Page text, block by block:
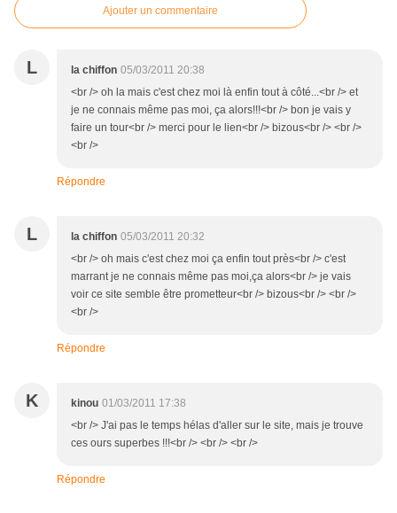
Ajouter un commentaire
L la chiffon 05/03/2011 20:38
<br /> oh la mais c'est chez moi là enfin tout à côté...<br /> et
je ne connais même pas moi, ça alors!!!<br /> bon je vais y
faire un tour<br /> merci pour le lien<br /> bizous<br /> <br />
<br />
Répondre
L la chiffon 05/03/2011 20:32
<br /> oh mais c'est chez moi ça enfin tout près<br /> c'est
marrant je ne connais même pas moi,ça alors<br /> je vais
voir ce site semble être prometteur<br /> bizous<br /> <br />
<br />
Répondre
K kinou 01/03/2011 17:38
<br /> J'ai pas le temps hélas d'aller sur le site, mais je trouve
ces ours superbes !!!<br /> <br /> <br />
Répondre